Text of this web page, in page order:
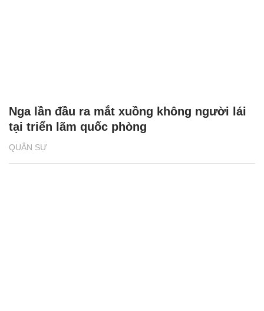
QUÂN SỰ
Nga lần đầu ra mắt xuồng không người lái
tại triển lãm quốc phòng